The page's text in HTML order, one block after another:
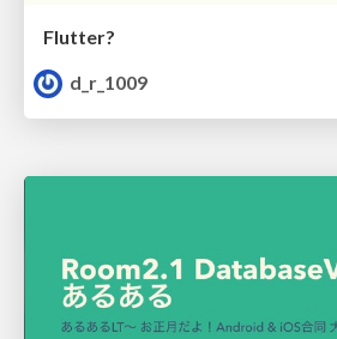
Flutter?
d_r_1009